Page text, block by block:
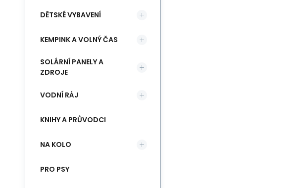
DĚTSKÉ VYBAVENÍ
KEMPINK A VOLNÝ ČAS
SOLÁRNÍ PANELY A
ZDROJE
VODNÍ RÁJ
KNIHY A PRŮVODCI
NA KOLO
PRO PSY